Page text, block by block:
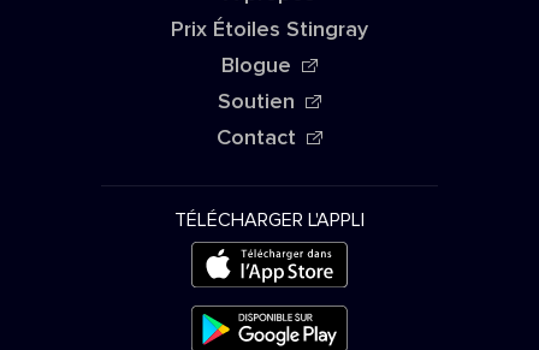
Prix Étoiles Stingray
Blogue
Soutien
Contact
TÉLÉCHARGER L'APPLI